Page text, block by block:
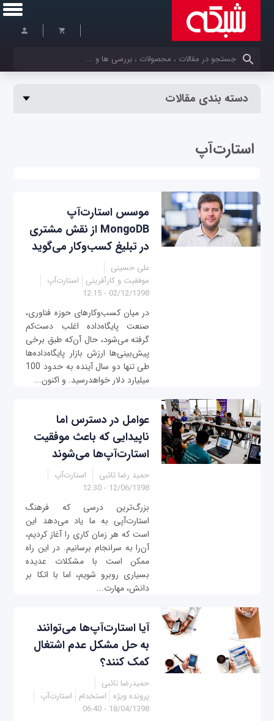
کلمات کلیدی خود را وارد کنید
دسته بندی مقالات
استارت‌آپ
موسس استارت‌آپ
MongoDB از نقش مشتری
در تبلیغ کسب‌وکار می‌گوید
علی حسینی
موفقیت و کارآفرینی
استارت‌آپ
02/12/1398 - 12:15
در میان کسب‌وکارهای حوزه فناوری،
صنعت پایگاه‌داده اغلب دست‌کم
گرفته می‌شود، حال آن‌که طبق برخی
پیش‌بینی‌ها ارزش بازار پایگاه‌‌داده‌ها
طی تنها دو سال آینده به حدود 100
میلیارد دلار خواهدرسید. و اکنون...
عوامل در دسترس اما
ناپیدایی که باعث موفقیت
استارت‌آپ‌ها می‌شوند
حمید رضا تائبی
استارت‌آپ
12/06/1398 - 12:30
بزرگ‌ترین درسی که فرهنگ
استارت‌آپی به ما یاد می‌دهد این
است که هر زمان کاری را آغاز کردیم،
آن‌را به سرانجام برسانیم. در این راه
ممکن است با مشکلات عدیده
بسیاری روبرو شویم، اما با اتکا بر
دانش‌، مهارت...
آیا استارت‌آپ‌ها می‌توانند
به حل مشکل عدم اشتغال
کمک کنند؟
حمیدرضا تائبی
پرونده ویژه استخدام
استارت‌آپ
18/04/1398 - 06:40